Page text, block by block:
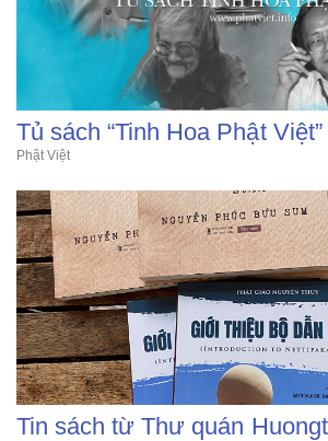
Tủ sách “Tinh Hoa Phật Việt”
Phật Việt
Tin sách từ Thư quán